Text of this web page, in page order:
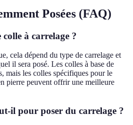
Posées (FAQ)
à carrelage ?
cela dépend du type de carrelage et
il sera posé. Les colles à base de
mais les colles spécifiques pour le
pierre peuvent offrir une meilleure
il pour poser du carrelage ?